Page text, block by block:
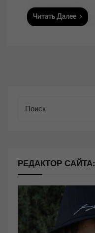
Читать Далее
РЕДАКТОР САЙТА: